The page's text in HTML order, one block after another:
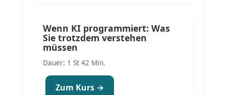
Wenn KI programmiert: Was
Sie trotzdem verstehen
müssen
Dauer: 1 St 42 Min.
Zum Kurs →